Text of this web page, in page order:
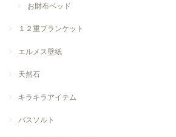
お財布ベッド
１２重ブランケット
エルメス壁紙
天然石
キラキラアイテム
バスソルト